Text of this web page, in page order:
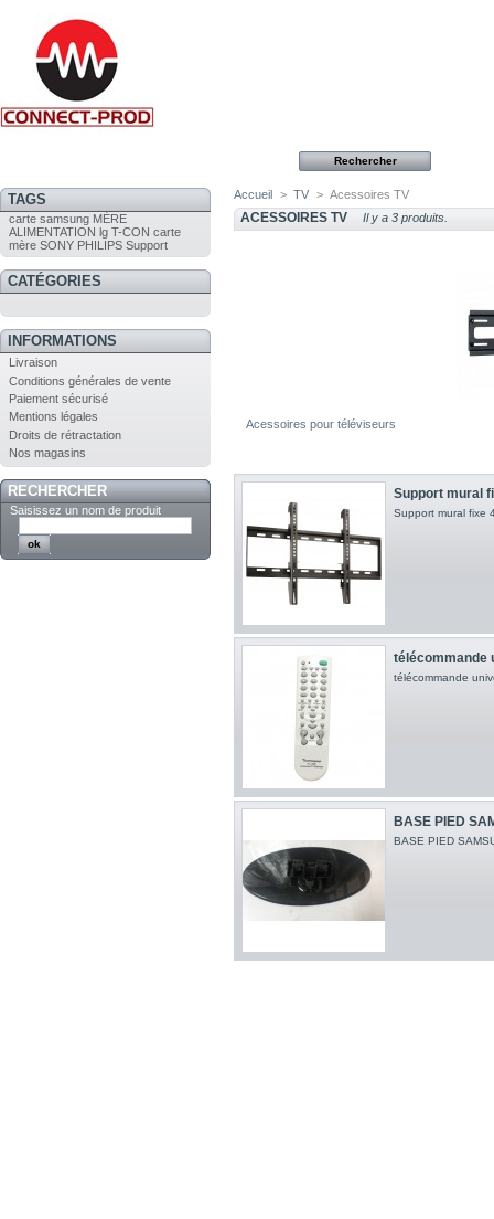
TAGS
carte samsung MÈRE
ALIMENTATION lg T-CON carte
mère SONY PHILIPS Support
CATÉGORIES
INFORMATIONS
Livraison
Conditions générales de vente
Paiement sécurisé
Mentions légales
Droits de rétractation
Nos magasins
RECHERCHER
Saisissez un nom de produit
Accueil > TV > Acessoires TV
ACESSOIRES TV Il y a 3 produits.
Acessoires pour téléviseurs
Support mural
Support mural fixe
télécommande
télécommande
BASE PIED
BASE PIED